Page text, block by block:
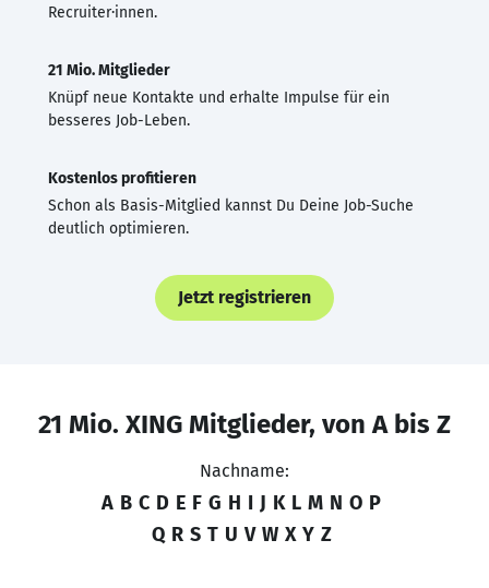
Recruiter·innen.
21 Mio. Mitglieder
Knüpf neue Kontakte und erhalte Impulse für ein
besseres Job-Leben.
Kostenlos profitieren
Schon als Basis-Mitglied kannst Du Deine Job-Suche
deutlich optimieren.
Jetzt registrieren
21 Mio. XING Mitglieder, von A bis Z
Nachname:
A B C D E F G H I J K L M N O P
Q R S T U V W X Y Z